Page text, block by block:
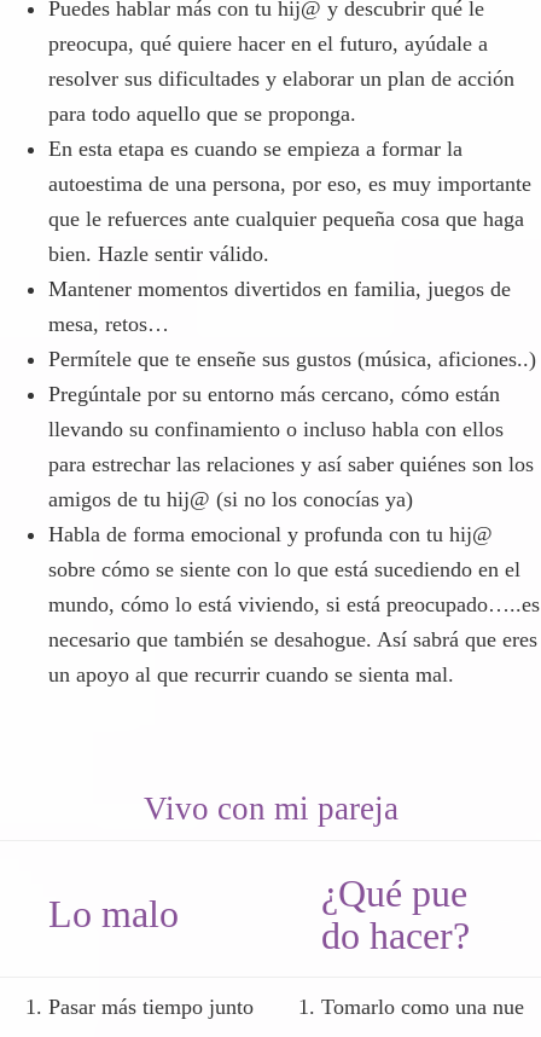
Puedes hablar más con tu hij@ y descubrir qué le
preocupa, qué quiere hacer en el futuro, ayúdale a
resolver sus dificultades y elaborar un plan de acción
para todo aquello que se proponga.
En esta etapa es cuando se empieza a formar la
autoestima de una persona, por eso, es muy importante
que le refuerces ante cualquier pequeña cosa que haga
bien. Hazle sentir válido.
Mantener momentos divertidos en familia, juegos de
mesa, retos…
Permítele que te enseñe sus gustos (música, aficiones..)
Pregúntale por su entorno más cercano, cómo están
llevando su confinamiento o incluso habla con ellos
para estrechar las relaciones y así saber quiénes son los
amigos de tu hij@ (si no los conocías ya)
Habla de forma emocional y profunda con tu hij@
sobre cómo se siente con lo que está sucediendo en el
mundo, cómo lo está viviendo, si está preocupado…..es
necesario que también se desahogue. Así sabrá que eres
un apoyo al que recurrir cuando se sienta mal.
Vivo con mi pareja
Lo malo
¿Qué pue
do hacer?
Pasar más tiempo junto
Tomarlo como una nue